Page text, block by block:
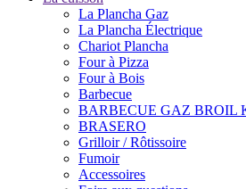
La Plancha Gaz
La Plancha Électrique
Chariot Plancha
Four à Pizza
Four à Bois
Barbecue
BARBECUE GAZ BROIL
BRASERO
Grilloir / Rôtissoire
Fumoir
Accessoires